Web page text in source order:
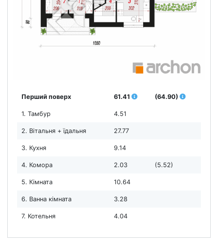
Перший поверх 61.41 (64.90)
1. Тамбур 4.51
2. Вітальня + їдальня 27.77
3. Кухня 9.14
4. Комора 2.03 (5.52)
5. Кімната 10.64
6. Ванна кімната 3.28
7. Котельня 4.04